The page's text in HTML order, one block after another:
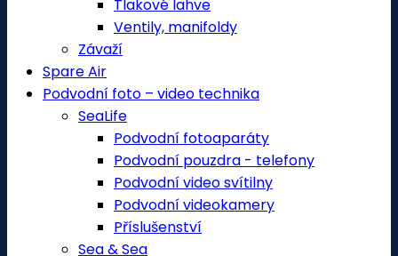
Tlakové lahve
Ventily, manifoldy
Závaží
Spare Air
Podvodní foto – video technika
SeaLife
Podvodní fotoaparáty
Podvodní pouzdra - telefony
Podvodní video svítilny
Podvodní videokamery
Příslušenství
Sea & Sea